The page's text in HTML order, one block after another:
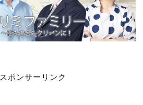
スポンサーリンク